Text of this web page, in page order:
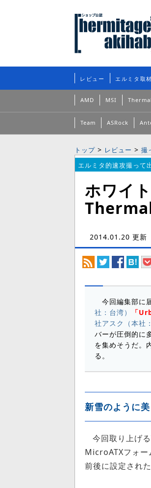
レビュー エルミタ取
AMD MSI
Team ASRock
トップ > レビュー > 撮
エルミタ的速攻撮って
ホワイ
2014.01.20 更新
今回編集部に
社：台湾）
「
社アスク（本社
バーが圧倒的に
を集めそうだ。
る。
新雪のように
今回取り上げ
MicroATXフォー
前後に設定され